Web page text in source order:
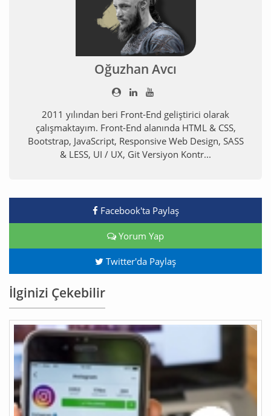
Oğuzhan Avcı
2011 yılından beri Front-End geliştirici olarak
çalışmaktayım. Front-End alanında HTML & CSS,
Bootstrap, JavaScript, Responsive Web Design, SASS
& LESS, UI / UX, Git Versiyon Kontr...
Facebook'ta Paylaş
Yorum Yap
Twitter'da Paylaş
İlginizi Çekebilir